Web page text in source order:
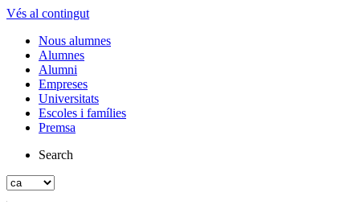
Vés al contingut
Nous alumnes
Alumnes
Alumni
Empreses
Universitats
Escoles i famílies
Premsa
Search